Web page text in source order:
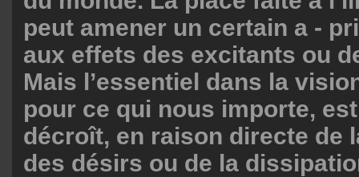
peut amener un certain a -
aux effets des excitants ou
Mais l’essentiel dans la
pour ce qui nous importe,
décroît, en raison directe de
des désirs ou de la